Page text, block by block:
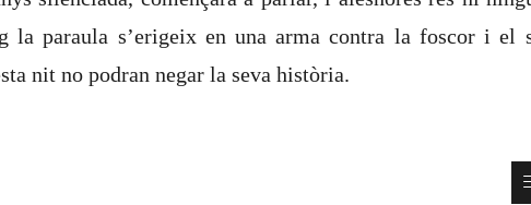
la paraula s’erigeix en una arma contra la foscor i el
nit no podran negar la seva història.